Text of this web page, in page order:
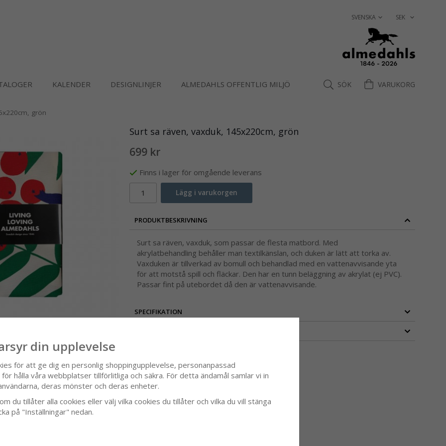
KALENDER DESIGNLINJER ALMEDAHLS OFFENTLIG MILJÖ SÖK VARUKORG
grön
Surt sa räven, vaxduk, 145x220cm, grön
699 kr
Finns i lager för omgående leverans
Lägg i varukorgen
PRODUKTBESKRIVNING
Surt sa räven, vaxduk, som passar de flesta matbord. Med
akrylatbehandling behåller man textilkänslan, och duken är lätt att torka av.
Vaxduken är tillverkad av bomull och behandlad med en vattenavvisande yta
för att motstå spill och fläckar. Den har en tunn beläggning av akrylat (ej PVC).
Passar fint på utebordet då den är vattenavvisande.
SPECIFIKATION
din upplevelse
för att ge dig en personlig shoppingupplevelse, personanpassad
hålla våra webbplatser tillförlitliga och säkra. För detta ändamål samlar vi in
deras mönster och deras enheter.
du tillåter alla cookies eller välj vilka cookies du tillåter och vilka du vill stänga
på "Inställningar" nedan.